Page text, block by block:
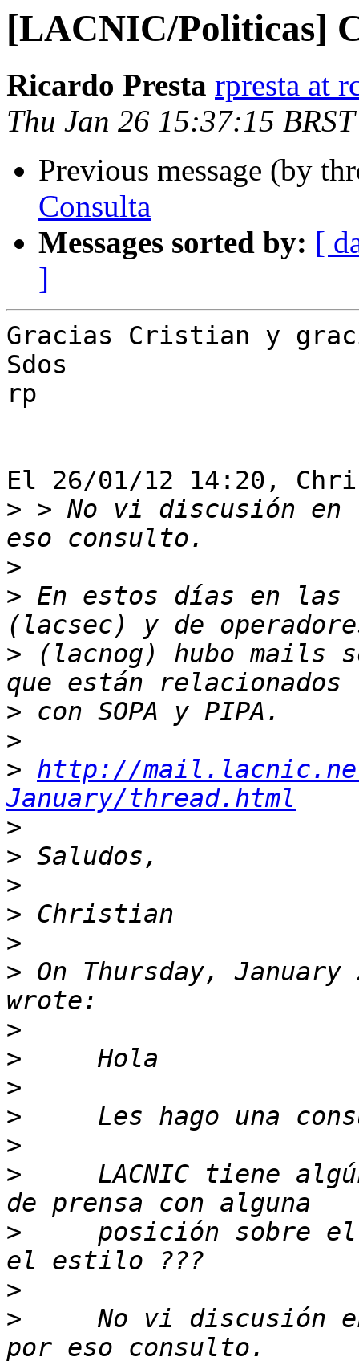
[LACNIC/Politicas]
Ricardo Presta rpresta at
Thu Jan 26 15:37:15
Previous message (by
Consulta
Messages sorted by: [
]
Gracias Cristian y
Sdos
rp
El 26/01/12 14:20,
> > No vi discusión
>
> En estos días en
> (lacnog) hubo mails
>
>
> http://
January/thread.html
>
>
>
>
>
> On Thursday,
>
>
>
>
>
>
LACNIC tiene
>
posición sobre
>
>
No vi discusión